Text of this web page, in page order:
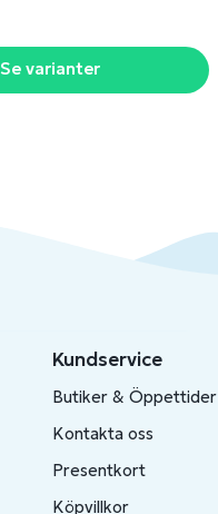
Se varianter
Kundservice
Butiker & Öppettider
Kontakta oss
Presentkort
Köpvillkor